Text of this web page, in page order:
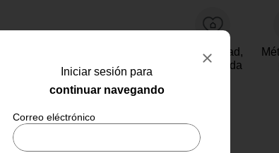
Iniciar sesión para
continuar navegando
Tu felicidad,
garantizada